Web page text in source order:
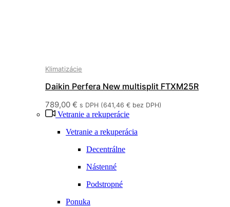
Klimatizácie
Daikin Perfera New multisplit FTXM25R
789,00 € s DPH (641,46 € bez DPH)
Vetranie a rekuperácie
Vetranie a rekuperácia
Decentrálne
Nástenné
Podstropné
Ponuka